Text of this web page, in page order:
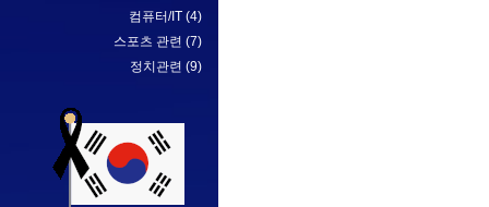
컴퓨터/IT (4)
스포츠 관련 (7)
정치관련 (9)